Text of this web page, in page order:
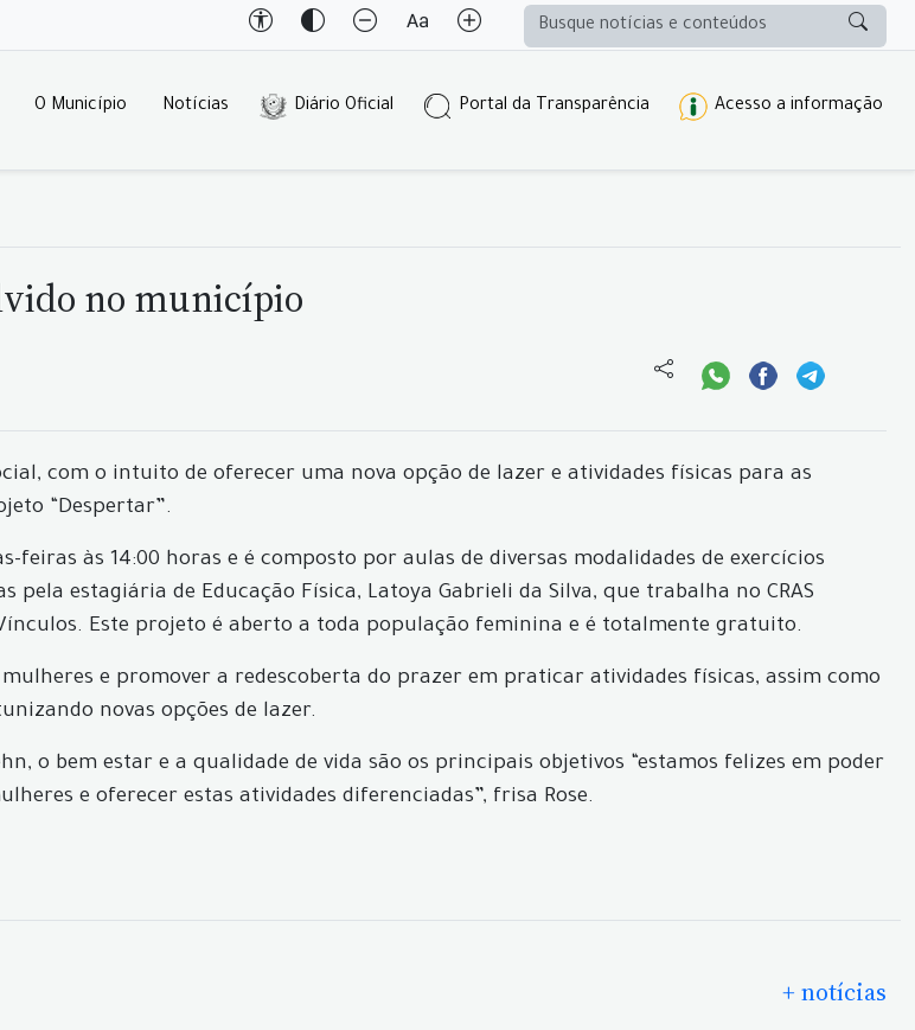
O Município Notícias Diário Oficial Portal da Transparência Acesso a informação
no município
com o intuito de oferecer uma nova opção de lazer e atividades físicas para as
“Despertar”.
às 14:00 horas e é composto por aulas de diversas modalidades de exercícios
estagiária de Educação Física, Latoya Gabrieli da Silva, que trabalha no CRAS
Este projeto é aberto a toda população feminina e é totalmente gratuito.
e promover a redescoberta do prazer em praticar atividades físicas, assim como
novas opções de lazer.
o bem estar e a qualidade de vida são os principais objetivos “estamos felizes em poder
e oferecer estas atividades diferenciadas”, frisa Rose.
+ notícias